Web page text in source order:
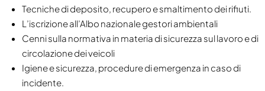
Tecniche di deposito, recupero e smaltimento dei rifiuti.
L’iscrizione all’Albo nazionale gestori ambientali
Cenni sulla normativa in materia di sicurezza sul lavoro e di
circolazione dei veicoli
Igiene e sicurezza, procedure di emergenza in caso di
incidente.